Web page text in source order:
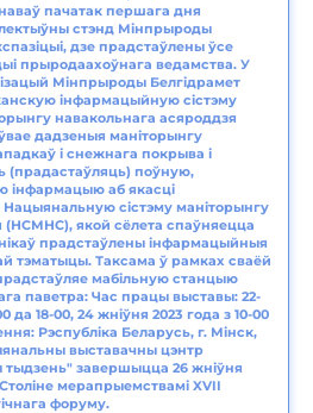
пачатак першага дня
стэнд Мінпрыроды
дзе прадстаўлены ўсе
прыродаахоўнага ведамства. У
Мінпрыроды Белгідрамет
інфармацыйную сістэму
навакольнага асяроддзя
дадзеныя маніторынгу
і снежнага покрыва і
(прадастаўляць) поўную,
інфармацыю аб якасці
сістэму маніторынгу
(НСМНС), якой сёлета спаўняецца
прадстаўлены інфармацыйныя
тэматыцы. Таксама ў рамках сваёй
мабільную станцыю
паветра: Час працы выставы: 22-
да 18-00, 24 жніўня 2023 года з 10-00
Рэспубліка Беларусь, г. Мінск,
выставачны цэнтр
тыдзень" завершыцца 26 жніўня
мерапрыемствамі XVII
форуму.